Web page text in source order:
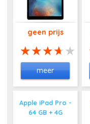
geen prijs
meer
Apple iPad Pro -
64 GB + 4G